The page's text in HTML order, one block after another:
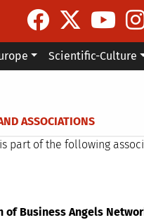
Scientific-Culture
ASSOCIATIONS
part of the following
Business Angels